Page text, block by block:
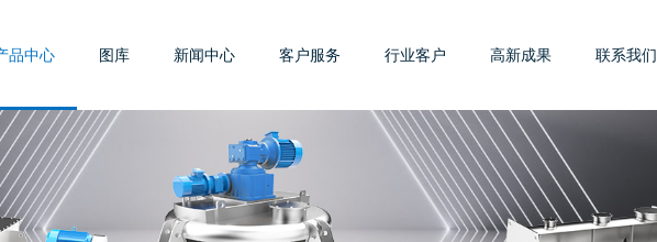
品中心 图库 新闻中心 客户服务 行业客户 高新成果 联系我们